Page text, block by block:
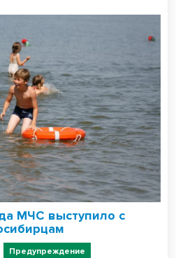
МЧС выступило с
Предупреждение